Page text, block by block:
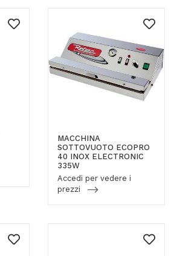
MACCHINA
SOTTOVUOTO ECOPRO
40 INOX ELECTRONIC
335W
Accedi per vedere i
prezzi